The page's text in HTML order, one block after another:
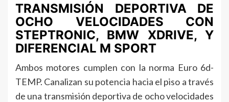
TRANSMISIÓN DEPORTIVA DE
OCHO VELOCIDADES CON
STEPTRONIC, BMW XDRIVE, Y
DIFERENCIAL M SPORT
Ambos motores cumplen con la norma Euro 6d-
TEMP. Canalizan su potencia hacia el piso a través
de una transmisión deportiva de ocho velocidades